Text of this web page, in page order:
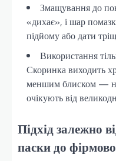
Змащування до
«дихає», і шар
підйому або дати
Використання
Скоринка виходить
меншим блиском —
очікують від
Підхід залежно
паски до